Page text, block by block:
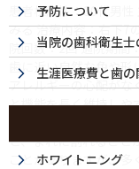
患者様属性：30代男
みる 治療内容：右下7
院回数：2回 通院期
歯に近い自然な色や
アレルギーの心配がな
と機能を長く維持し
治療は保険適用外（
と、まれに割れること
ことがありますが、
予防について
当院の歯科衛生
生涯医療費と歯の
ホワイトニング